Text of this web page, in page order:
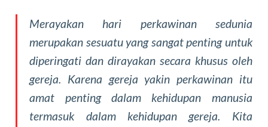
Merayakan hari perkawinan sedunia
merupakan sesuatu yang sangat penting untuk
diperingati dan dirayakan secara khusus oleh
gereja. Karena gereja yakin perkawinan itu
amat penting dalam kehidupan manusia
termasuk dalam kehidupan gereja. Kita